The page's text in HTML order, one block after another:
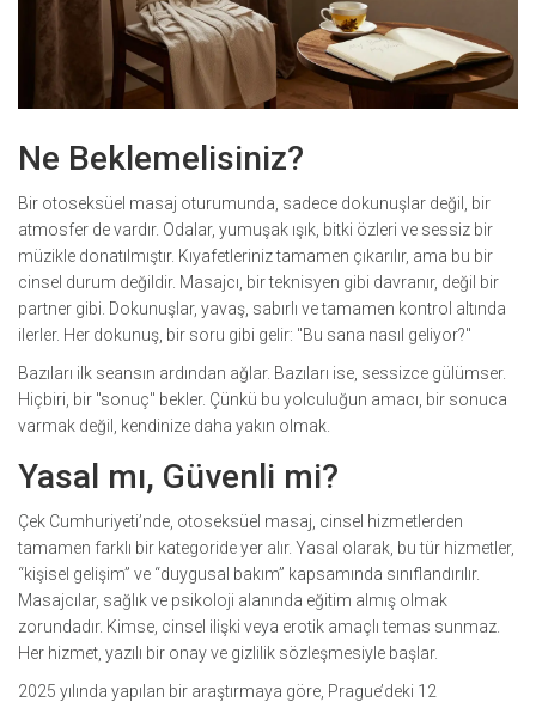
Ne Beklemelisiniz?
Bir otoseksüel masaj oturumunda, sadece dokunuşlar değil, bir
atmosfer de vardır. Odalar, yumuşak ışık, bitki özleri ve sessiz bir
müzikle donatılmıştır. Kıyafetleriniz tamamen çıkarılır, ama bu bir
cinsel durum değildir. Masajcı, bir teknisyen gibi davranır, değil bir
partner gibi. Dokunuşlar, yavaş, sabırlı ve tamamen kontrol altında
ilerler. Her dokunuş, bir soru gibi gelir: "Bu sana nasıl geliyor?"
Bazıları ilk seansın ardından ağlar. Bazıları ise, sessizce gülümser.
Hiçbiri, bir "sonuç" bekler. Çünkü bu yolculuğun amacı, bir sonuca
varmak değil, kendinize daha yakın olmak.
Yasal mı, Güvenli mi?
Çek Cumhuriyeti’nde, otoseksüel masaj, cinsel hizmetlerden
tamamen farklı bir kategoride yer alır. Yasal olarak, bu tür hizmetler,
“kişisel gelişim” ve “duygusal bakım” kapsamında sınıflandırılır.
Masajcılar, sağlık ve psikoloji alanında eğitim almış olmak
zorundadır. Kimse, cinsel ilişki veya erotik amaçlı temas sunmaz.
Her hizmet, yazılı bir onay ve gizlilik sözleşmesiyle başlar.
2025 yılında yapılan bir araştırmaya göre, Prague’deki 12